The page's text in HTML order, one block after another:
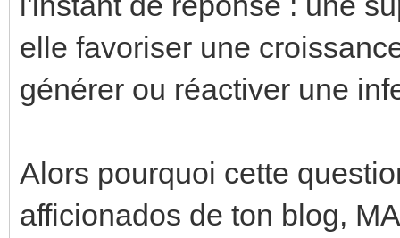
elle favoriser une
générer ou réactiver une
Alors pourquoi cette
afficionados de ton blog,